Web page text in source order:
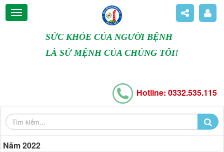
SỨC KHỎE CỦA NGƯỜI BỆNH
LÀ SỨ MỆNH CỦA CHÚNG TÔI!
Hotline: 0332.535.115
Năm 2022